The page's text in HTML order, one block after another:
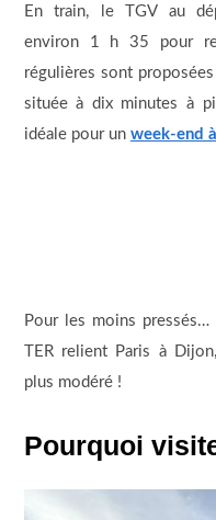
En train, le TGV au
environ 1 h 35 pour
régulières sont
située à dix minutes à
idéale pour un week-end
Pour les moins
TER relient Paris à
plus modéré !
Pourquoi